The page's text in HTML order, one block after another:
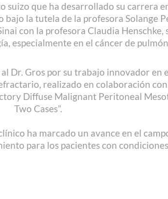
suizo que ha desarrollado su carrera
la tutela de la profesora Solange
con la profesora Claudia Henschke,
especialmente en el cáncer de
Dr. Gros por su trabajo innovador en
realizado en colaboración
Diffuse Malignant Peritoneal
Two Cases”.
ha marcado un avance en el
para los pacientes con